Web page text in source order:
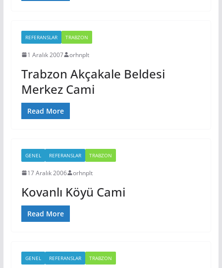
REFERANSLAR TRABZON
1 Aralık 2007 orhnplt
Trabzon Akçakale Beldesi
Merkez Cami
Read More
GENEL REFERANSLAR TRABZON
17 Aralık 2006 orhnplt
Kovanlı Köyü Cami
Read More
GENEL REFERANSLAR TRABZON